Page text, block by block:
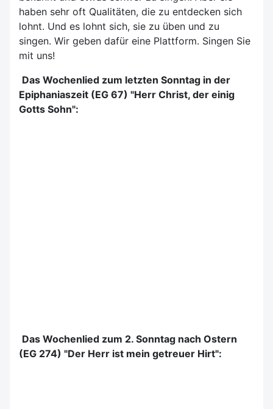
haben sehr oft Qualitäten, die zu entdecken sich
lohnt. Und es lohnt sich, sie zu üben und zu
singen. Wir geben dafür eine Plattform. Singen Sie
mit uns!
Das Wochenlied zum letzten Sonntag in der
Epiphaniaszeit (EG 67) "Herr Christ, der einig
Gotts Sohn":
Das Wochenlied zum 2. Sonntag nach Ostern
(EG 274) "Der Herr ist mein getreuer Hirt":